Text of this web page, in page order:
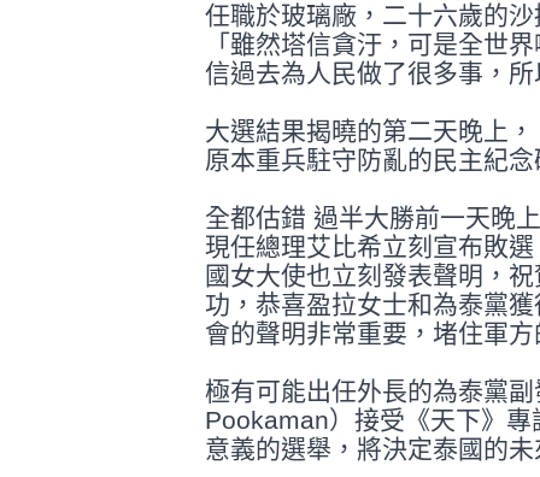
任職於玻璃廠，二十六歲的
「雖然塔信貪汙，可是全世
信過去為人民做了很多事，
大選結果揭曉的第二天晚上
原本重兵駐守防亂的民主紀
全都估錯 過半大勝前一天晚
現任總理艾比希立刻宣布敗
國女大使也立刻發表聲明，
功，恭喜盈拉女士和為泰黨
會的聲明非常重要，堵住軍
極有可能出任外長的為泰黨
Pookaman）接受《天下》
意義的選舉，將決定泰國的